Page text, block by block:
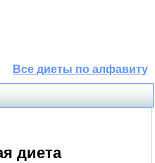
Все диеты по алфавиту
диета